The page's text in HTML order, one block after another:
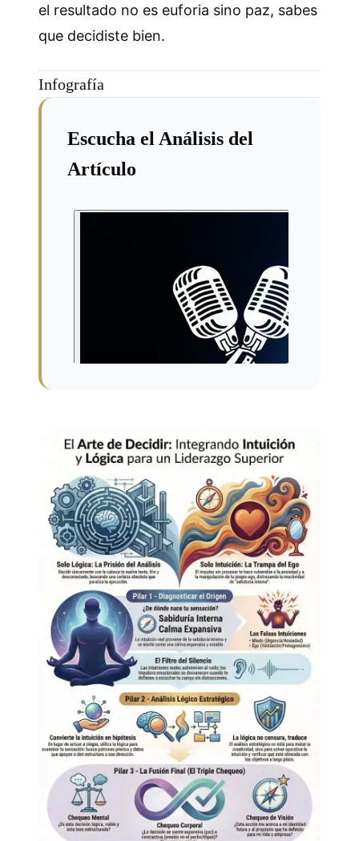
el resultado no es euforia sino paz, sabes
que decidiste bien.
Infografía
Escucha el Análisis del
Artículo